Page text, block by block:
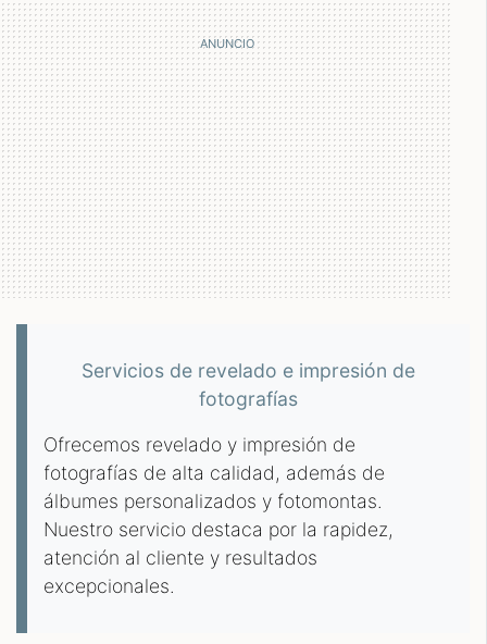
Servicios de revelado e impresión de
fotografías
Ofrecemos revelado y impresión de
fotografías de alta calidad, además de
álbumes personalizados y fotomontas.
Nuestro servicio destaca por la rapidez,
atención al cliente y resultados
excepcionales.